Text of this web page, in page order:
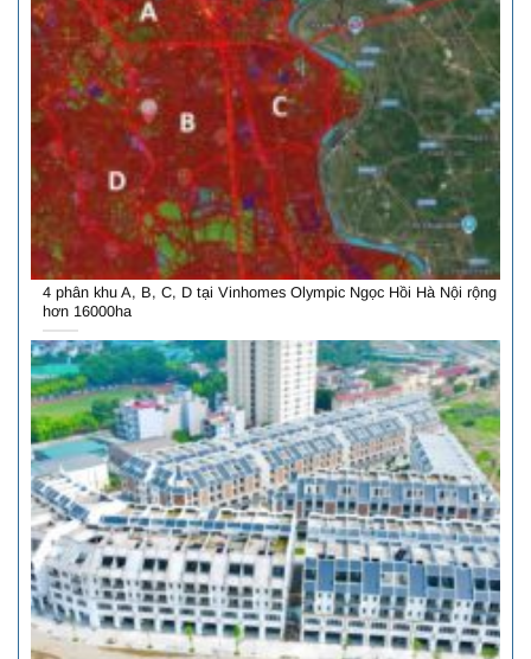
4 phân khu A, B, C, D tại Vinhomes Olympic Ngọc Hồi Hà Nội rộng
hơn 16000ha